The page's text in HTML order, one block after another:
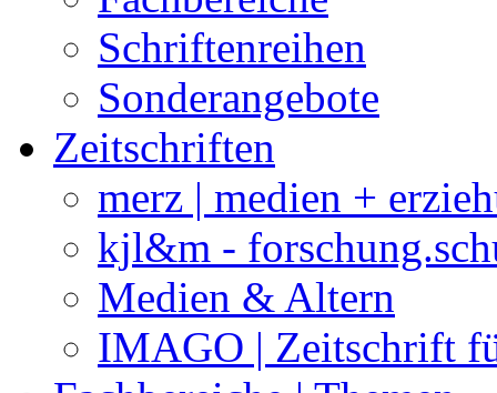
Schriftenreihen
Sonderangebote
Zeitschriften
merz | medien +
kjl&m -
Medien & Altern
IMAGO | Zeitschrift